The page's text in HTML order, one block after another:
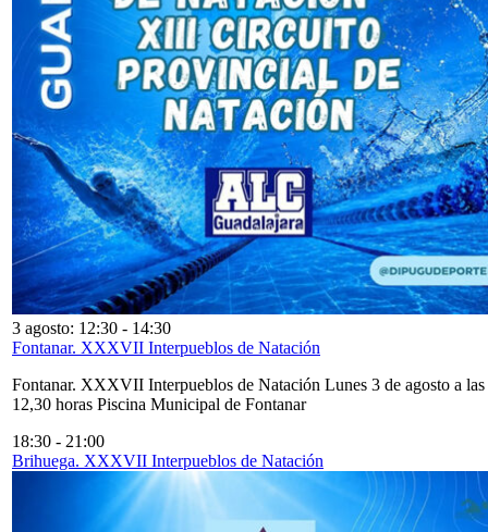
3 agosto: 12:30 - 14:30
Fontanar. XXXVII Interpueblos de Natación
Fontanar. XXXVII Interpueblos de Natación Lunes 3 de agosto a las
12,30 horas Piscina Municipal de Fontanar
18:30 - 21:00
Brihuega. XXXVII Interpueblos de Natación